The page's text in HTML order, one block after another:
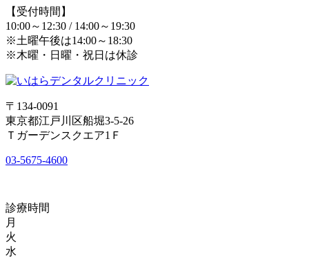
【受付時間】
10:00～12:30 / 14:00～19:30
※土曜午後は14:00～18:30
※木曜・日曜・祝日は休診
〒134-0091
東京都江戸川区船堀3-5-26
Ｔガーデンスクエア1Ｆ
03-5675-4600
診療時間
月
火
水